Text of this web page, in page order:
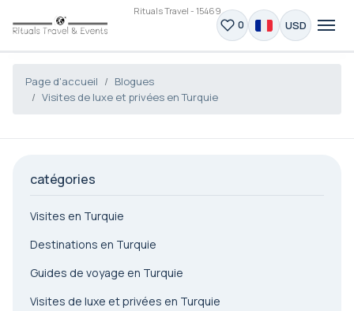
Rituals Travel - 15469
0 USD
Page d'accueil
Blogues
Visites de luxe et privées en Turquie
catégories
Visites en Turquie
Destinations en Turquie
Guides de voyage en Turquie
Visites de luxe et privées en Turquie